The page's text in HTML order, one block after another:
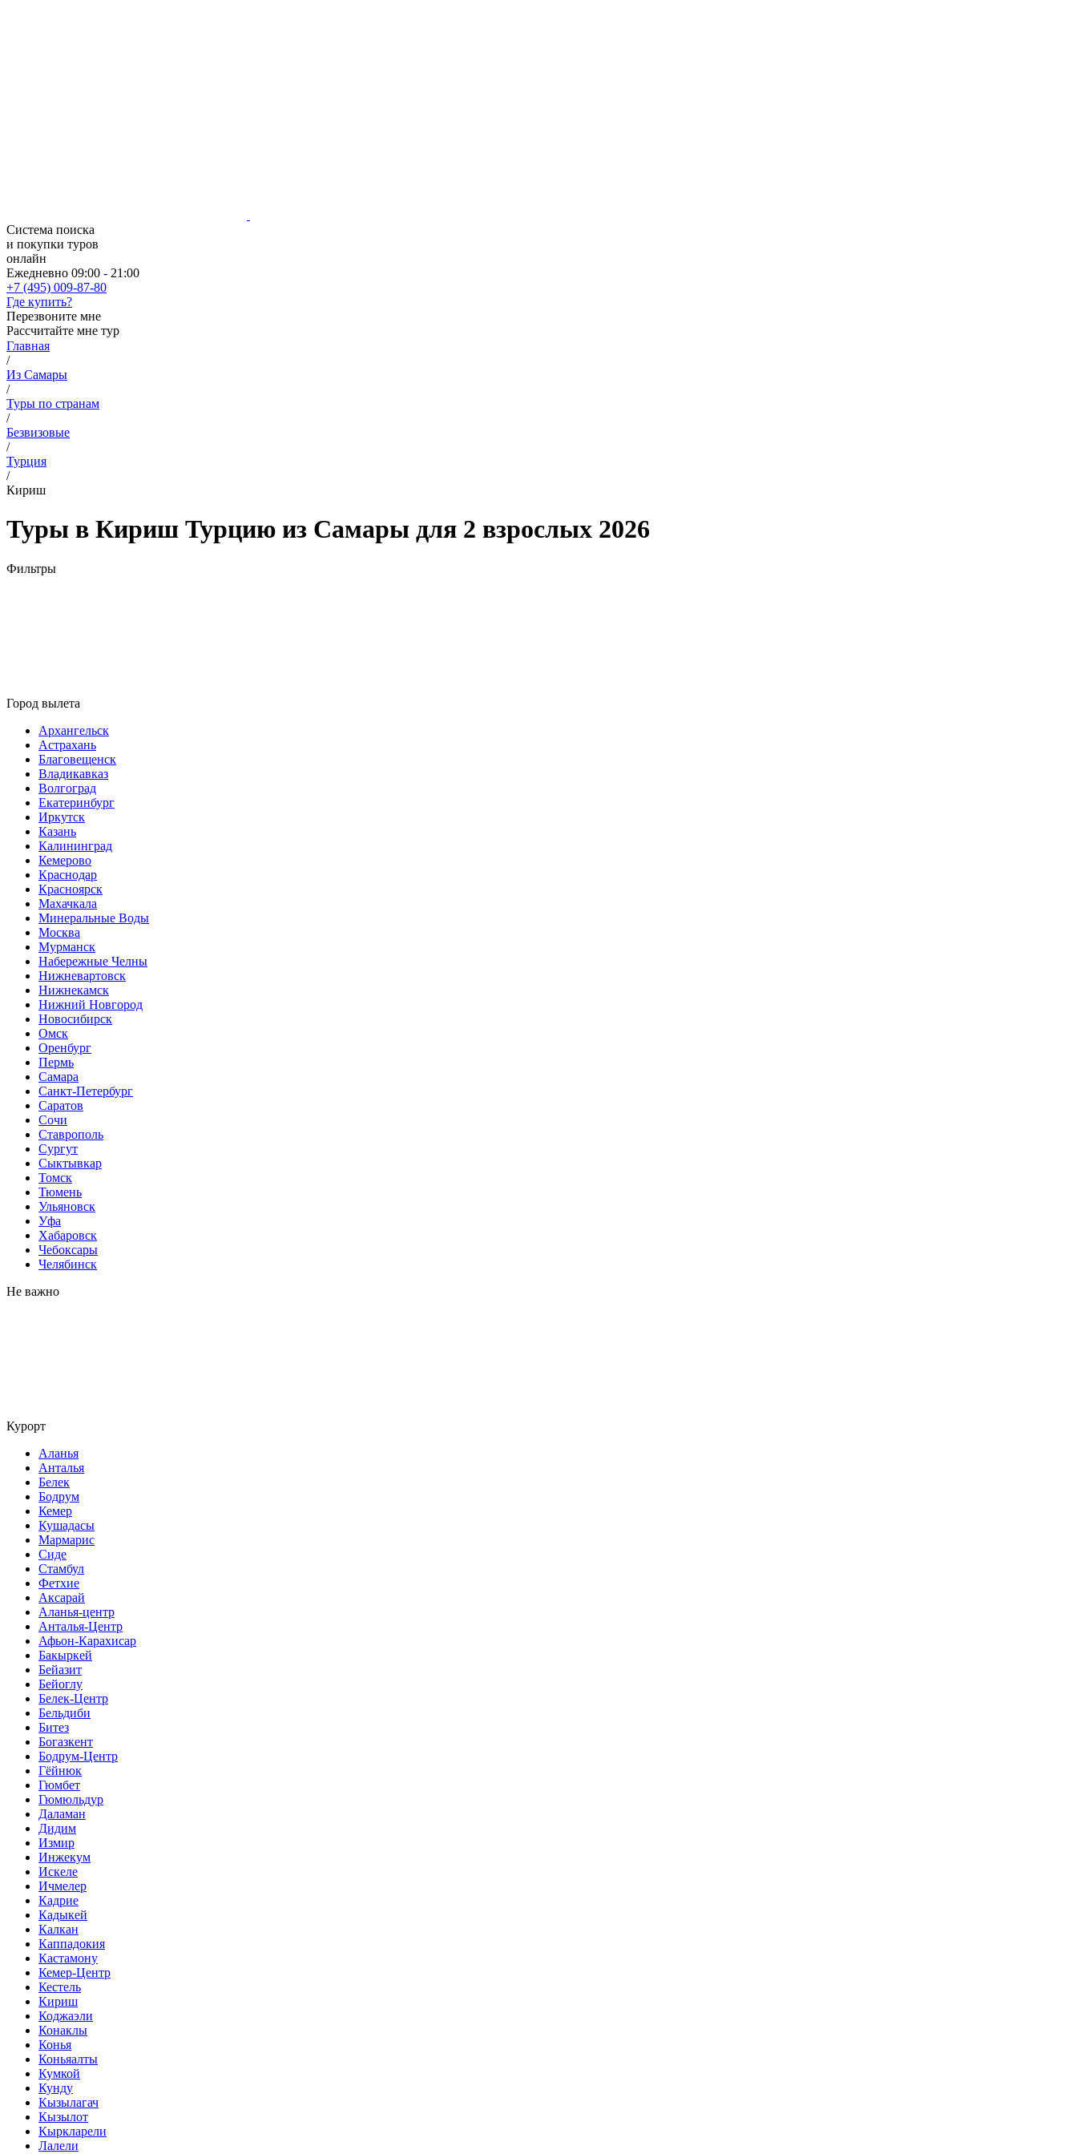
Система поиска
и покупки туров
онлайн
Ежедневно 09:00 - 21:00
+7 (495) 009-87-80
Где купить?
Перезвоните мне
Рассчитайте мне тур
Главная
/
Из Самары
/
Туры по странам
/
Безвизовые
/
Турция
/
Кириш
Туры в Кириш Турцию из Самары для 2 взрослых 2026
Фильтры
Город вылета
Архангельск
Астрахань
Благовещенск
Владикавказ
Волгоград
Екатеринбург
Иркутск
Казань
Калининград
Кемерово
Краснодар
Красноярск
Махачкала
Минеральные Воды
Москва
Мурманск
Набережные Челны
Нижневартовск
Нижнекамск
Нижний Новгород
Новосибирск
Омск
Оренбург
Пермь
Самара
Санкт-Петербург
Саратов
Сочи
Ставрополь
Сургут
Сыктывкар
Томск
Тюмень
Ульяновск
Уфа
Хабаровск
Чебоксары
Челябинск
Не важно
Курорт
Аланья
Анталья
Белек
Бодрум
Кемер
Кушадасы
Мармарис
Сиде
Стамбул
Фетхие
Аксарай
Аланья-центр
Анталья-Центр
Афьон-Карахисар
Бакыркей
Бейазит
Бейоглу
Белек-Центр
Бельдиби
Битез
Богазкент
Бодрум-Центр
Гёйнюк
Гюмбет
Гюмюльдур
Даламан
Дидим
Измир
Инжекум
Искеле
Ичмелер
Кадрие
Кадыкей
Калкан
Каппадокия
Кастамону
Кемер-Центр
Кестель
Кириш
Коджаэли
Конаклы
Конья
Коньяалты
Кумкой
Кунду
Кызылагач
Кызылот
Кыркларели
Лалели